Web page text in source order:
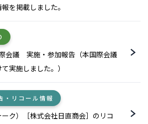
を掲載しました。
会議 実施・参加報告（本国際会議
実施しました。）
・リコール情報
ク）［株式会社日直商会］のリコ